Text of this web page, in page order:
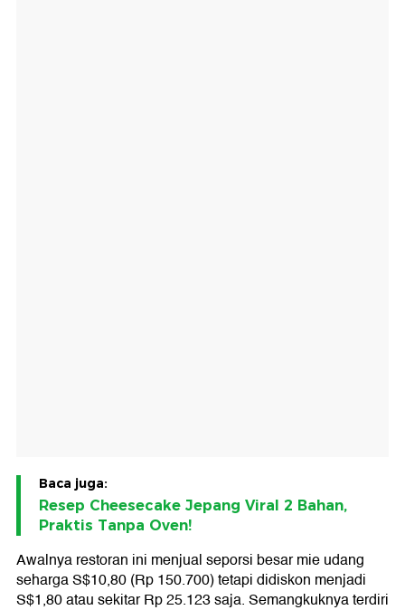
Baca juga:
Resep Cheesecake Jepang Viral 2 Bahan,
Praktis Tanpa Oven!
Awalnya restoran ini menjual seporsi besar mie udang
seharga S$10,80 (Rp 150.700) tetapi didiskon menjadi
S$1,80 atau sekitar Rp 25.123 saja. Semangkuknya terdiri